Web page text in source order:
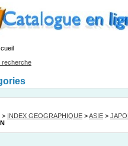
recherche
> INDEX GEOGRAPHIQUE >ASIE >